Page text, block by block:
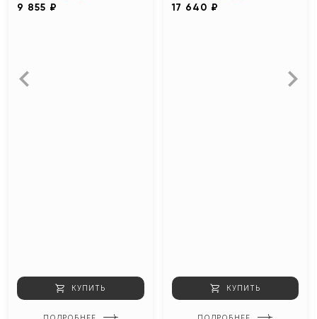
9 855 ₽
КУПИТЬ
17 640 ₽
КУПИТЬ